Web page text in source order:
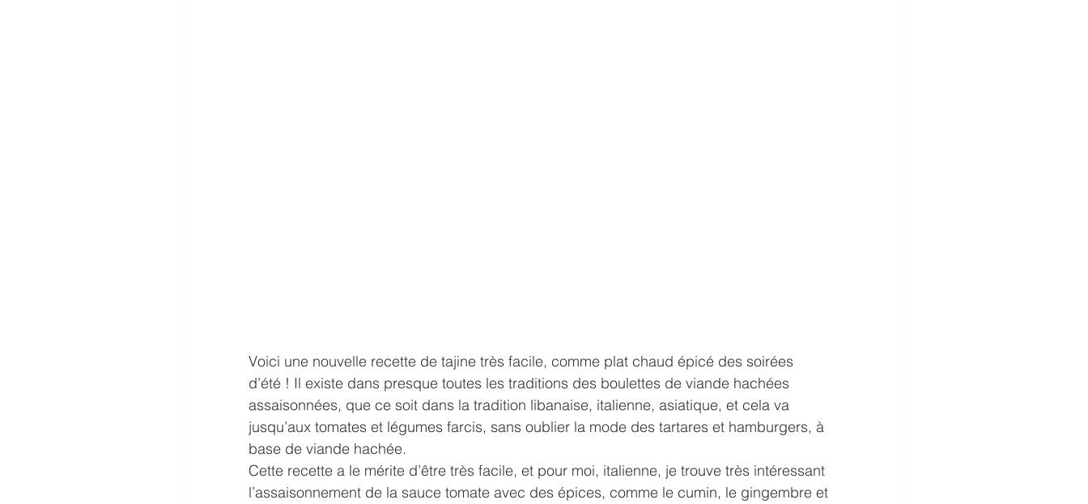
Voici une nouvelle recette de tajine très facile, comme plat chaud épicé des soirées
d’été ! Il existe dans presque toutes les traditions des boulettes de viande hachées
assaisonnées, que ce soit dans la tradition libanaise, italienne, asiatique, et cela va
jusqu’aux tomates et légumes farcis, sans oublier la mode des tartares et hamburgers, à
base de viande hachée.
Cette recette a le mérite d’être très facile, et pour moi, italienne, je trouve très intéressant
l’assaisonnement de la sauce tomate avec des épices, comme le cumin, le gingembre et